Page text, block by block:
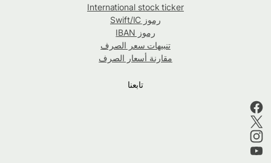
International stock ticker
رموز Swift/IC
رموز IBAN
تنبيهات سعر الصرف
مقارنة أسعار الصرف
تابعنا